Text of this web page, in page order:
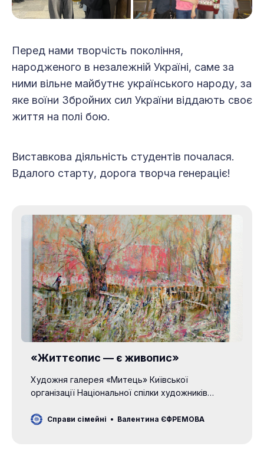
Перед нами творчість покоління,
народженого в незалежній Україні, саме за
ними вільне майбутнє українського народу, за
яке воїни Збройних сил України віддають своє
життя на полі бою.
Виставкова діяльність студентів почалася.
Вдалого старту, дорога творча генераціє!
«Життєопис — є живопис»
Художня галерея «Митець» Київської
організації Національної спілки художників
життя через живописні твори. Представлена
Справи сімейні Валентина ЄФРЕМОВА